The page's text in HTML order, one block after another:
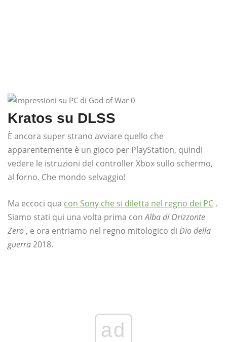
Kratos su DLSS
È ancora super strano avviare quello che
apparentemente è un gioco per PlayStation, quindi
vedere le istruzioni del controller Xbox sullo schermo,
al forno. Che mondo selvaggio!
Ma eccoci qua con Sony che si diletta nel regno dei PC .
Siamo stati qui una volta prima conAlba di Orizzonte
Zero , e ora entriamo nel regno mitologico di Dio della
guerra2018.
ad